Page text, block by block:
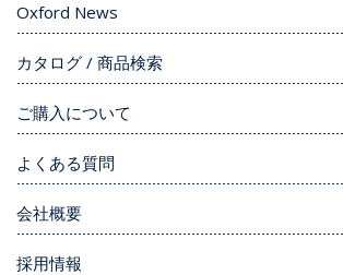
Oxford News
カタログ / 商品検索
ご購入について
よくある質問
会社概要
採用情報